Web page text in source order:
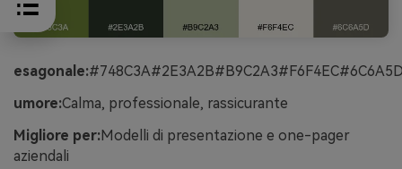
esagonale:
umore:Calma, professionale, rassicurante
Migliore per:Modelli di presentazione e one-pager
aziendali